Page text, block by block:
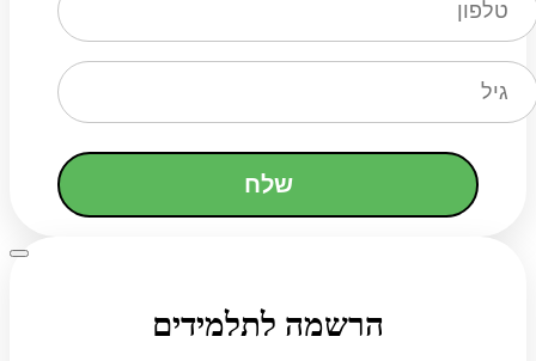
שלח
הרשמה לתלמידים